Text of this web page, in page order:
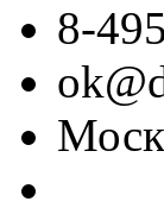
8-